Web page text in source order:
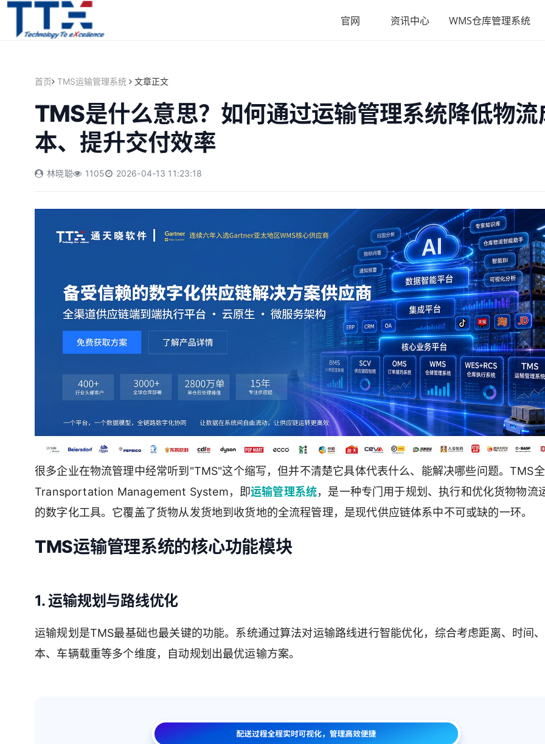
官网 资讯中心 WMS仓库管理系统
首页 TMS运输管理系统 文章正文
TMS是什么意思？如何通过运输管理系统降低物流
本、提升交付效率
林晓聪 1105 2026-04-13 11:23:18
很多企业在物流管理中经常听到"TMS"这个缩写，但并不清楚它具体代表什么、能解决哪些问题。TMS
Transportation Management System，即运输管理系统，是一种专门用于规划、执行和优化货物物流
的数字化工具。它覆盖了货物从发货地到收货地的全流程管理，是现代供应链体系中不可或缺的一环。
TMS运输管理系统的核心功能模块
1. 运输规划与路线优化
运输规划是TMS最基础也最关键的功能。系统通过算法对运输路线进行智能优化，综合考虑距离、时间
本、车辆载重等多个维度，自动规划出最优运输方案。